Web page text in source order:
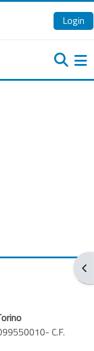
Login
C.F.